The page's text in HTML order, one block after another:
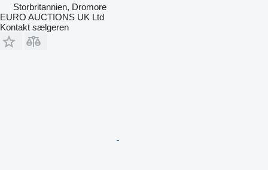
Storbritannien, Dromore
EURO AUCTIONS UK Ltd
Kontakt sælgeren